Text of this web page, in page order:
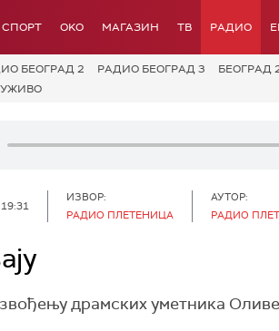
СПОРТ OKO МАГАЗИН ТВ РАДИО
БЕОГРАД 2 РАДИО БЕОГРАД 3 БЕОГРАД
ИЗВОР:
РАДИО ПЛЕТЕНИЦА
АУТОР:
РАДИО
драмских уметника